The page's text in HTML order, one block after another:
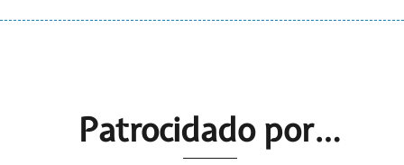
Patrocidado por…